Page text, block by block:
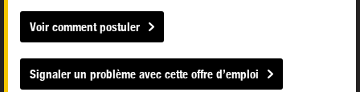
Voir comment postuler
Signaler un problème avec cette offre d’emploi